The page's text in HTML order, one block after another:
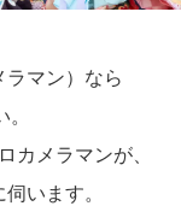
マン）なら
カメラマンが、
います。